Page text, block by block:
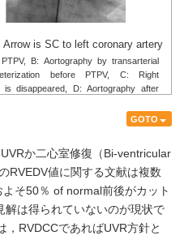
is SC to left coronary artery
B: Aortography by transarterial
before PTPV, C: Right
disappeared, D: Aortography after
GOTO
か二心室修復（Bi-ventricular
RVEDV値に関する文献は複数
そ50％ of normal前後がカット
解は得られていないのが現状で
RVDCCであればUVR方針と